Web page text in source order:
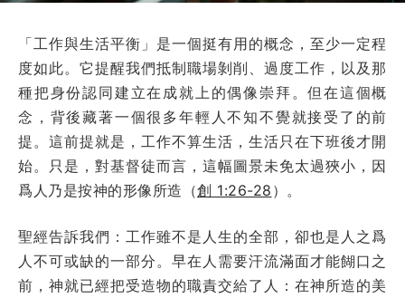
「工作與生活平衡」是一個挺有用的概念，至少一定程
度如此。它提醒我們抵制職場剝削、過度工作，以及那
種把身份認同建立在成就上的偶像崇拜。但在這個概
念，背後藏著一個很多年輕人不知不覺就接受了的前
提。這前提就是，工作不算生活，生活只在下班後才開
始。只是，對基督徒而言，這幅圖景未免太過狹小，因
爲人乃是按神的形像所造（創 1:26-28 ）。
聖經告訴我們：工作雖不是人生的全部，卻也是人之爲
人不可或缺的一部分。早在人需要汗流滿面才能餬口之
前，神就已經把受造物的職責交給了人：在神所造的美